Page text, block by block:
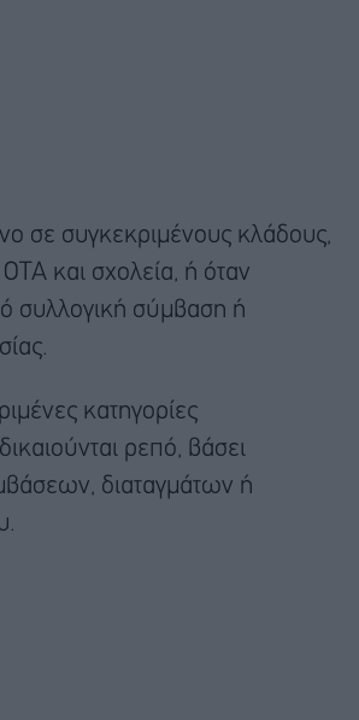
σε συγκεκριμένους κλάδους,
και σχολεία, ή όταν
συλλογική σύμβαση ή
κατηγορίες
ρεπό, βάσει
διαταγμάτων ή